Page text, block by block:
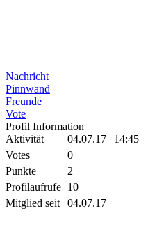
Nachricht
Pinnwand
Freunde
Vote
Profil Information
Aktivität
04.07.17 | 14:45
Votes
0
Punkte
2
Profilaufrufe 10
Mitglied seit
04.07.17